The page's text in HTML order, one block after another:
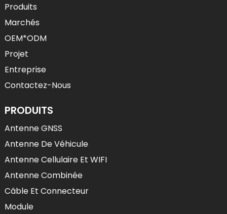
Produits
Marchés
OEM*ODM
Projet
Entreprise
Contactez-Nous
PRODUITS
Antenne GNSS
Antenne De Véhicule
Antenne Cellulaire Et WIFI
Antenne Combinée
Câble Et Connecteur
Module